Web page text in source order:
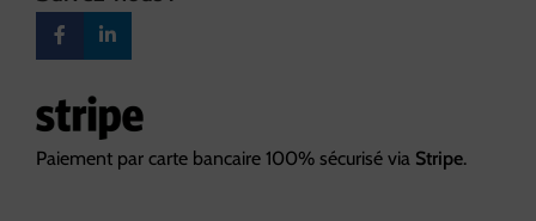
Paiement par carte bancaire 100% sécurisé via Stripe.